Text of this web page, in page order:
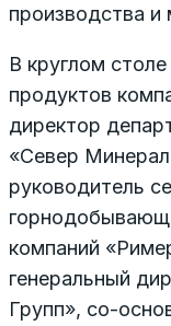
производства и
В круглом
продуктов
директор
«Север
руководитель
компаний
генеральный
Групп», со-